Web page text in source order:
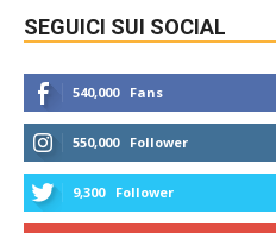
SEGUICI SUI SOCIAL
540,000 Fans
550,000 Follower
9,300 Follower